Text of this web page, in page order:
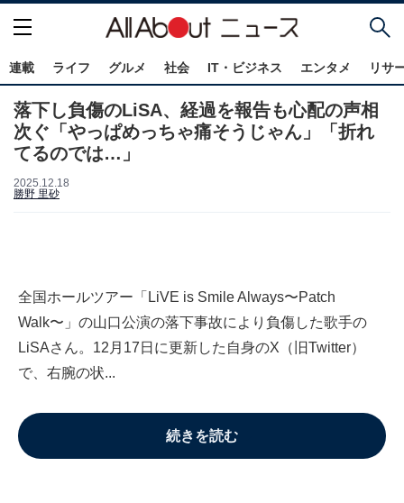
連載 ライフ グルメ 社会 IT・ビジネス エンタメ リサ
落下し負傷のLiSA、経過を報告も心配の声相
次ぐ「やっぱめっちゃ痛そうじゃん」「折れ
てるのでは…」
2025.12.18
勝野 里砂
全国ホールツアー「LiVE is Smile Always〜Patch
Walk〜」の山口公演の落下事故により負傷した歌手の
LiSAさん。12月17日に更新した自身のX（旧Twitter）
で、右腕の状...
続きを読む